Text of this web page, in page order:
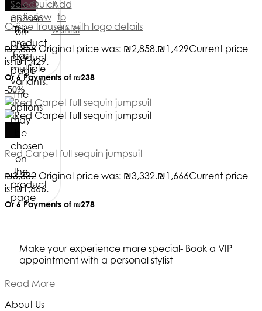
be
chosen
on
the
product
page
Crêpe trousers with logo details
₪2,858 Original price was: ₪2,858.₪1,429Current price
is: ₪1,429.
Or 6 Payments of ₪238
-50%
Select
options
This
product
has
multiple
variants.
The
options
may
be
chosen
on
the
product
page
Quick
view
Add
to
wishlist
Red Carpet full sequin jumpsuit
₪3,332 Original price was: ₪3,332.₪1,666Current price
is: ₪1,666.
Or 6 Payments of ₪278
Make your experience more special- Book a VIP
appointment with a personal stylist
Read More
About Us